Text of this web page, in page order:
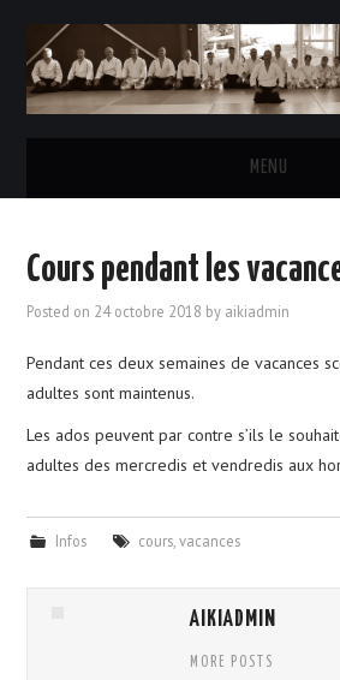
MENU
INSCRIPTIONS & TARIFS
LE BUREAU
Cours pendant les
Posted on 24 octobre 2018 by aikiadmin
Pendant ces deux semaines de vacances
adultes sont maintenus.
Les ados peuvent par contre s’ils le
adultes des mercredis et vendredis aux
Infos cours,vacances
AIKIADMIN
MORE POSTS